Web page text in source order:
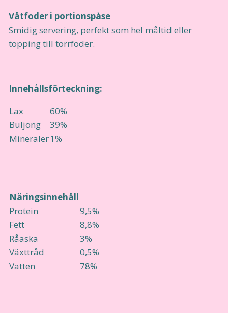
Våtfoder i portionspåse
Smidig servering, perfekt som hel måltid eller
topping till torrfoder.
Innehållsförteckning:
Lax
60%
Buljong
39%
Mineraler1%
Näringsinnehåll
Protein
9,5%
Fett
8,8%
Råaska
3%
Växttråd
0,5%
Vatten
78%